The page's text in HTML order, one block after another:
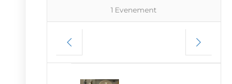
1 Evenement